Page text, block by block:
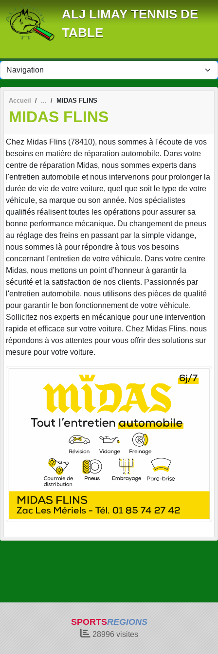
ALJ LIMAY TENNIS DE
TABLE
Accueil MIDAS FLINS
MIDAS FLINS
Chez Midas Flins (78410), nous sommes à l'écoute de vos
besoins en matière de réparation automobile. Dans votre
centre de réparation Midas, nous sommes experts dans
l'entretien automobile et nous intervenons pour prolonger la
durée de vie de votre voiture, quel que soit le type de votre
véhicule, sa marque ou son année. Nos spécialistes
qualifiés réalisent toutes les opérations pour assurer sa
bonne performance mécanique. Du changement de pneus
au réglage des freins en passant par la simple vidange,
nous sommes là pour répondre à tous vos besoins
concernant l'entretien de votre véhicule. Dans votre centre
Midas, nous mettons un point d’honneur à garantir la
sécurité et la satisfaction de nos clients. Passionnés par
l'entretien automobile, nous utilisons des pièces de qualité
pour garantir le bon fonctionnement de votre véhicule.
Sollicitez nos experts en mécanique pour une intervention
rapide et efficace sur votre voiture. Chez Midas Flins, nous
répondons à vos attentes pour vous offrir des solutions sur
mesure pour votre voiture.
SPORTSREGIONS
28996visites
Panneau de gestion des cookies